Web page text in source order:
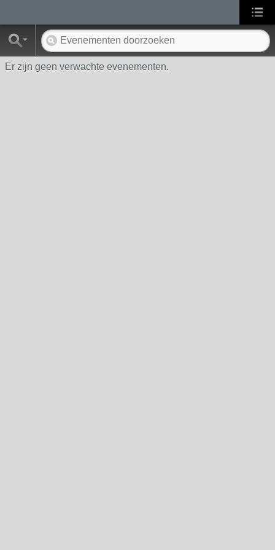
Er zijn geen verwachte evenementen.